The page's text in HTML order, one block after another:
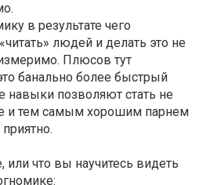
в результате чего
людей и делать это не
Плюсов тут
банально более быстрый
навыки позволяют стать не
и тем самым хорошим парнем
что вы научитесь видеть